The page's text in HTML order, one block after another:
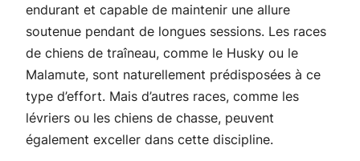
endurant et capable de maintenir une allure
soutenue pendant de longues sessions. Les races
de chiens de traîneau, comme le Husky ou le
Malamute, sont naturellement prédisposées à ce
type d’effort. Mais d’autres races, comme les
lévriers ou les chiens de chasse, peuvent
également exceller dans cette discipline.